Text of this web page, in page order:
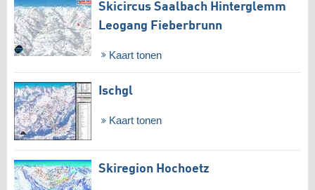
Skicircus Saalbach Hinterglemm
Leogang Fieberbrunn
Kaart tonen
Ischgl
Kaart tonen
Skiregion Hochoetz